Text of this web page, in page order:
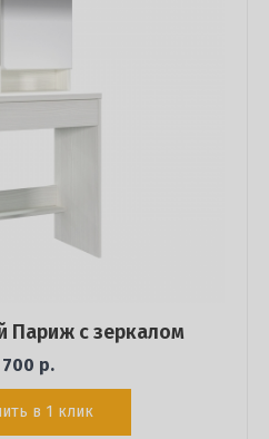
Париж с зеркалом
р.
в 1 клик